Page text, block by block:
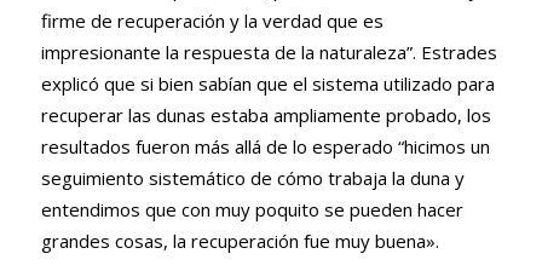
firme de recuperación y la verdad que es
impresionante la respuesta de la naturaleza”. Estrades
explicó que si bien sabían que el sistema utilizado para
recuperar las dunas estaba ampliamente probado, los
resultados fueron más allá de lo esperado “hicimos un
seguimiento sistemático de cómo trabaja la duna y
entendimos que con muy poquito se pueden hacer
grandes cosas, la recuperación fue muy buena».